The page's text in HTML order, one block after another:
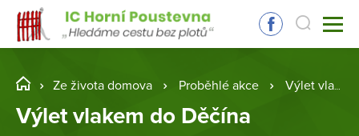
Ze života domova Proběhlé akce Výlet vlakem do Děčína
Výlet vlakem do Děčína